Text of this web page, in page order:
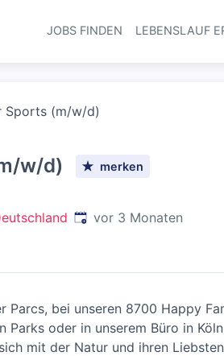
JOBS FINDEN LEBENSLAUF
Sports (m/w/d)
w/d) merken
Veröffentlicht:
vor 3 Monaten
Parcs, bei unseren 8700 Happy
Parks oder in unserem Büro in
mit der Natur und ihren